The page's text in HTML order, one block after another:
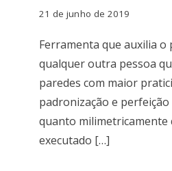
21 de junho de 2019
Ferramenta que auxilia
qualquer outra pessoa
paredes com maior
padronização e
quanto milimetricamente
executado […]